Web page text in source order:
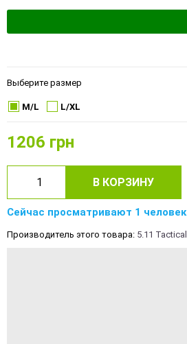
Выберите размер
M/L L/XL
1206 грн
В КОРЗИНУ
Сейчас просматривают 1 человек
Производитель этого товара: 5.11 Tactical